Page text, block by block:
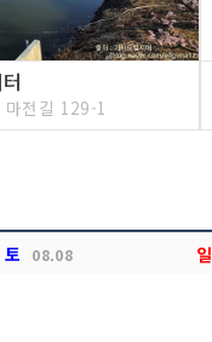
마전길 129-1
토 08.08 일